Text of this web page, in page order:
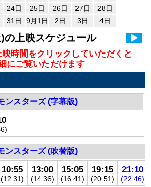
の上映スケジュール
時間をクリックしていただくと
にご覧いただけます
ンスターズ (字幕版)
ンスターズ (吹替版)
10:55
(12:31)
13:00
(14:36)
15:05
(16:41)
19:15
(20:51)
21:10
(22:46)
24日 25日 26日 27日
28日
31日 9月1日 2日 3日 4日